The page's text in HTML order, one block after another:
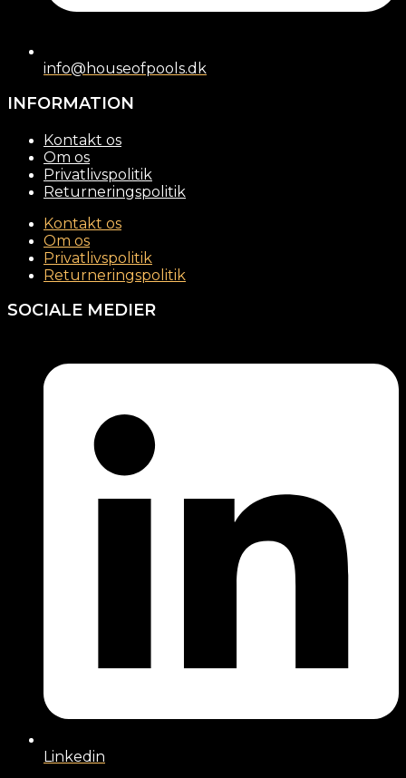
info@houseofpools.dk
INFORMATION
Kontakt os
Om os
Privatlivspolitik
Returneringspolitik
Kontakt os
Om os
Privatlivspolitik
Returneringspolitik
SOCIALE MEDIER
Linkedin